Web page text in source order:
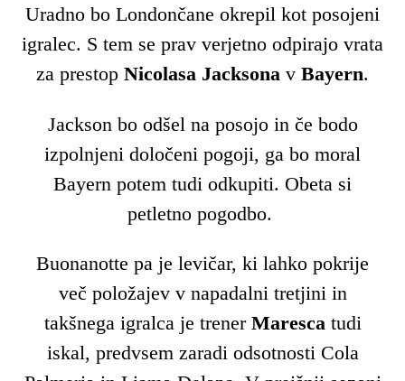
Uradno bo Londončane okrepil kot posojeni
igralec. S tem se prav verjetno odpirajo vrata
za prestop Nicolasa Jacksona v Bayern.
Jackson bo odšel na posojo in če bodo
izpolnjeni določeni pogoji, ga bo moral
Bayern potem tudi odkupiti. Obeta si
petletno pogodbo.
Buonanotte pa je levičar, ki lahko pokrije
več položajev v napadalni tretjini in
takšnega igralca je trener Marescatudi
iskal, predvsem zaradi odsotnosti Cola